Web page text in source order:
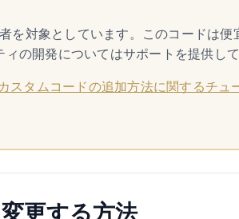
を対象としています。このコードは便
の開発についてはサポートを提供して
スタムコードの追加方法に関するチュ
更する方法